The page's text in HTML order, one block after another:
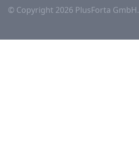
© Copyright 2026 PlusForta GmbH.